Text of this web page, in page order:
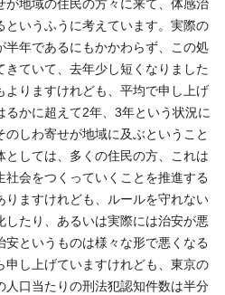
地域の住民の方々に来て、体感治
いうふうに考えています。実際の
半年であるにもかかわらず、この処
ていて、去年少し短くなりました
よりますけれども、平均で申し上げ
かに超えて2年、3年という状況に
しわ寄せが地域に及ぶということ
しては、多くの住民の方、これは
社会をつくっていくことを推進する
ますけれども、ルールを守れない
したり、あるいは実際には治安が悪
というものは様々な形で悪くなる
申し上げていますけれども、東京の
人口当たりの刑法犯認知件数は半分